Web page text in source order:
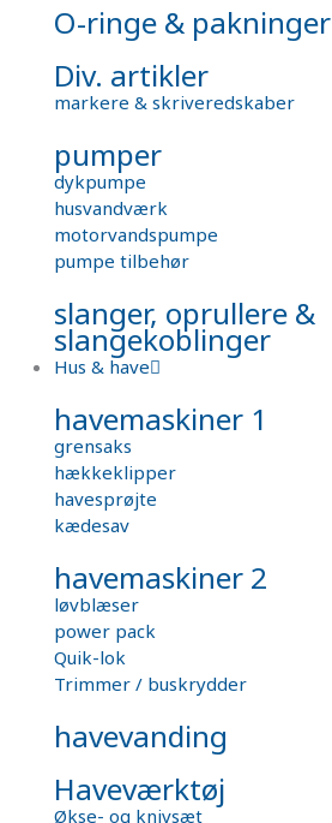
O-ringe & pakninger
Div. artikler
markere & skriveredskaber
pumper
dykpumpe
husvandværk
motorvandspumpe
pumpe tilbehør
slanger, oprullere &
slangekoblinger
Hus & have
havemaskiner 1
grensaks
hækkeklipper
havesprøjte
kædesav
havemaskiner 2
løvblæser
power pack
Quik-lok
Trimmer / buskrydder
havevanding
Haveværktøj
Økse- og knivsæt